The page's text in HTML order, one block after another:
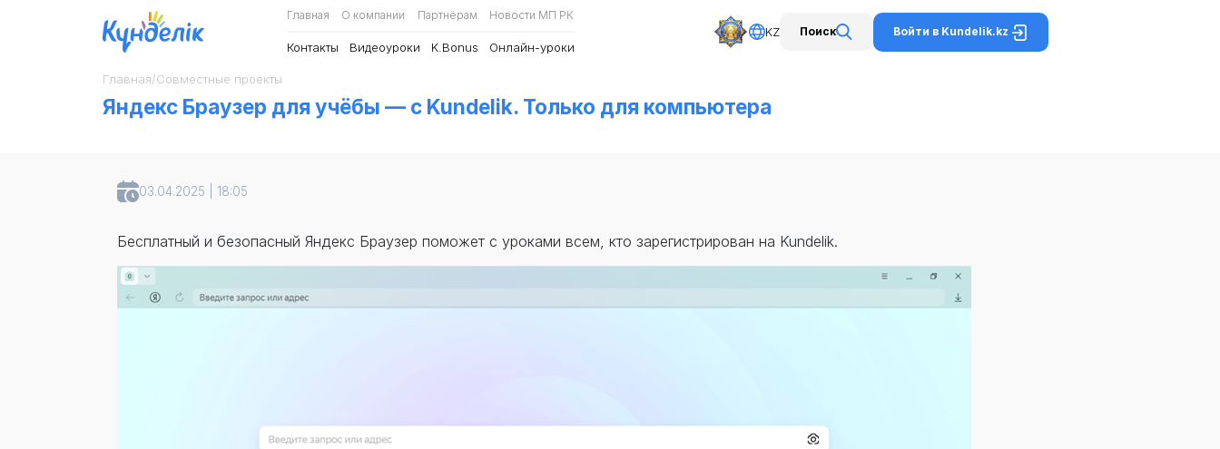
Главная О компании Партнёрам Новости МП РК
Контакты Видеоуроки K.Bonus Онлайн-уроки
KZ Поиск Войти в Kundelik.kz
Главная/Совместные проекты
Яндекс Браузер для учёбы — с Kundelik. Только для компьютера
03.04.2025 | 18:05
Бесплатный и безопасный Яндекс Браузер поможет с уроками всем, кто зарегистрирован на Kundelik.